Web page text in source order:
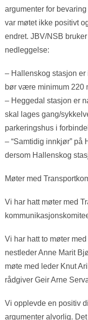
argumenter for
var møtet ikke positivt
endret. JBV/NSB
nedleggelse:
– Hallenskog stasjon er
bør være minimum 220
– Heggedal stasjon er
skal lages gang/
parkeringshus i
– “Samtidig innkjør” på
dersom Hallenskog
Møter med
Vi har hatt møter med
Vi har hatt to møter
nestleder Anne Marit
møte med leder Knut
rådgiver Geir Arne
Vi opplevde en positiv
argumenter alvorlig.